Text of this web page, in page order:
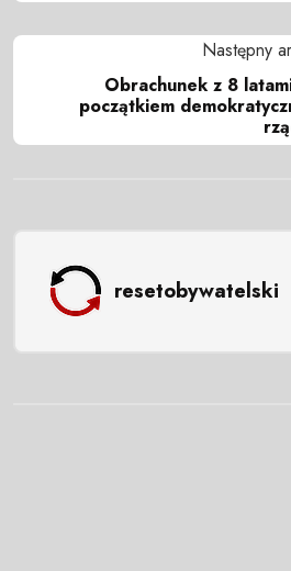
Następny
Obrachunek z 8
początkiem
resetobywatelski